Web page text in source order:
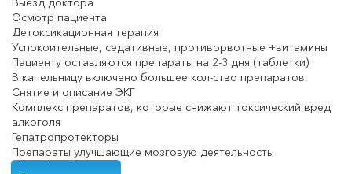
Осмотр пациента
Детоксикационная терапия
Успокоительные, седативные, противорвотные +витамины
Пациенту оставляются препараты на 2-3 дня (таблетки)
В капельницу включено большее кол-ство препаратов
Снятие и описание ЭКГ
Комплекс препаратов, которые снижают токсический вред
алкоголя
Гепатропротекторы
Препараты улучшающие мозговую деятельность